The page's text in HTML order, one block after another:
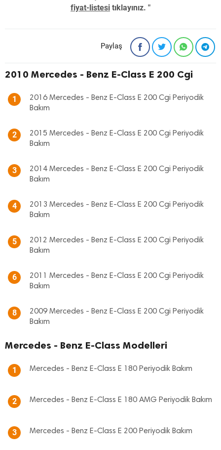
fiyat-listesi tıklayınız. "
Paylaş
2010 Mercedes - Benz E-Class E 200 Cgi
1
2016 Mercedes - Benz E-Class E 200 Cgi Periyodik
Bakım
2
2015 Mercedes - Benz E-Class E 200 Cgi Periyodik
Bakım
3
2014 Mercedes - Benz E-Class E 200 Cgi Periyodik
Bakım
4
2013 Mercedes - Benz E-Class E 200 Cgi Periyodik
Bakım
5
2012 Mercedes - Benz E-Class E 200 Cgi Periyodik
Bakım
6
2011 Mercedes - Benz E-Class E 200 Cgi Periyodik
Bakım
8
2009 Mercedes - Benz E-Class E 200 Cgi Periyodik
Bakım
Mercedes - Benz E-Class Modelleri
1 Mercedes - Benz E-Class E 180 Periyodik Bakım
2 Mercedes - Benz E-Class E 180 AMG Periyodik Bakım
3 Mercedes - Benz E-Class E 200 Periyodik Bakım